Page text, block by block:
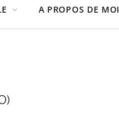
A PROPOS DE MOI